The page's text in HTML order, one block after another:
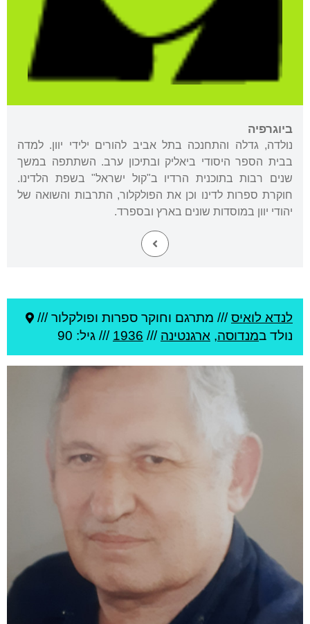
ביוגרפיה
נולדה, גדלה והתחנכה בתל אביב להורים ילידי יוון. למדה
בבית הספר היסודי ביאליק ובתיכון ערב. השתתפה במשך
שנים רבות בתוכנית הרדיו ב"קול ישראל" בשפת הלדינו.
חוקרת ספרות לדינו וכן את הפולקלור, התרבות והשואה של
יהודי יוון במוסדות שונים בארץ ובספרד.
לנדא לואיס/// מתרגם וחוקר ספרות ופולקלור ///
נולד במנדוסה, ארגנטינה ///
1936 /// גיל: 90